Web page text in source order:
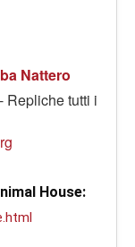
Nattero
Repliche tutti i
House: